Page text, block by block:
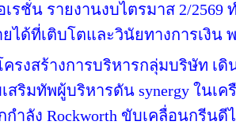
รชั่น รายงานงบไตรมาส 2/2569
ได้ที่เติบโตและวินัยทางการเงิน
ครงสร้างการบริหารกลุ่มบริษัท เ
สริมทัพผู้บริหารดัน synergy ในเค
กกำลัง Rockworth ขับเคลื่อนกรี